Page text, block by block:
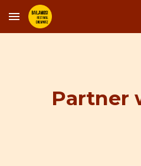
Skip to main content
Partner